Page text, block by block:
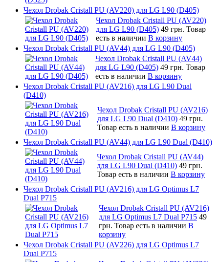
Чехол Drobak Cristall PU (AV220) для LG L90 (D405)
Чехол Drobak Cristall PU (AV220)
для LG L90 (D405) 49 грн. Товар
есть в наличии В корзину
Чехол Drobak Cristall PU (AV44) для LG L90 (D405)
Чехол Drobak Cristall PU (AV44)
для LG L90 (D405) 49 грн. Товар
есть в наличии В корзину
Чехол Drobak Cristall PU (AV216) для LG L90 Dual
(D410)
Чехол Drobak Cristall PU (AV216)
для LG L90 Dual (D410) 49 грн.
Товар есть в наличии В корзину
Чехол Drobak Cristall PU (AV44) для LG L90 Dual (D410)
Чехол Drobak Cristall PU (AV44)
для LG L90 Dual (D410) 49 грн.
Товар есть в наличии В корзину
Чехол Drobak Cristall PU (AV216) для LG Optimus L7
Dual P715
Чехол Drobak Cristall PU (AV216)
для LG Optimus L7 Dual P715 49
грн. Товар есть в наличии В
корзину
Чехол Drobak Cristall PU (AV226) для LG Optimus L7
Dual P715